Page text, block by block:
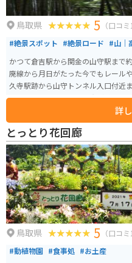
鳥取県 5 （口コミ
#絶景スポット #絶景ロード #山｜
かつて倉吉駅から関金の山守駅まで
廃線から月日がたった今でもレール
久寺駅跡から山守トンネル入口付近ま
れた日には木々の間から光が差し込
うな体験ができます。泰久寺駅跡前
が、駐車することはできないため、
内所にある臨時駐車場に駐車すること
詳
とっとり花回廊
鳥取県 5 （口コミ
#動植物園 #食事処 #お土産